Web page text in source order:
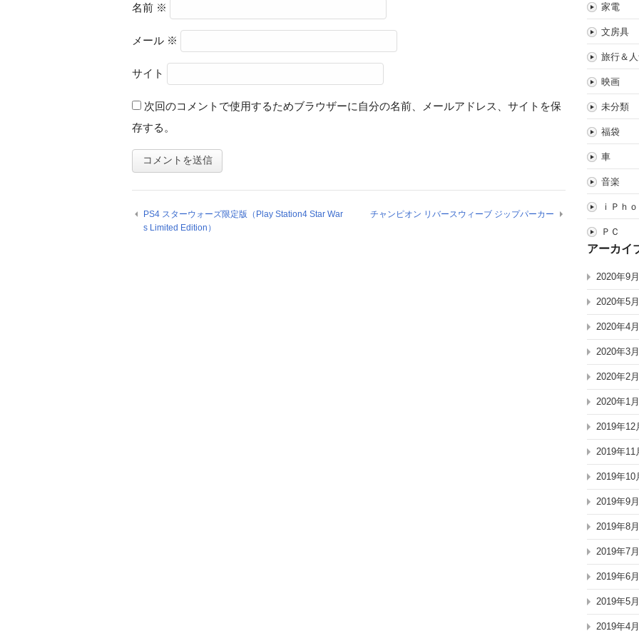
名前 ※
メール ※
サイト
次回のコメントで使用するためブラウザーに自分の名前、メールアドレス、サイトを保
存する。
PS4 スターウォーズ限定版（Play Station4 Star War
s Limited Edition）
チャンピオン リバースウィーブ ジップパーカー
家電
文房具
旅行＆
映画
未分類
福袋
車
音楽
ｉＰｈ
ＰＣ
アーカイ
2020年9月
2020年5月
2020年4月
2020年3月
2020年2月
2020年1月
2019年12
2019年11
2019年10
2019年9月
2019年8月
2019年7月
2019年6月
2019年5月
2019年4月